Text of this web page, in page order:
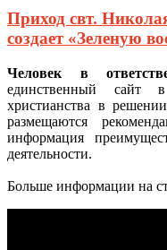
Приход свт.
создает «Зеленую
Человек в
единственный сайт
христианства в
размещаются
информация
деятельности.
Больше информации на